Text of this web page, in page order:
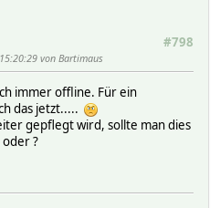
#798
von Bartimaus
immer offline. Für ein
das jetzt.....
gepflegt wird, sollte man dies
?